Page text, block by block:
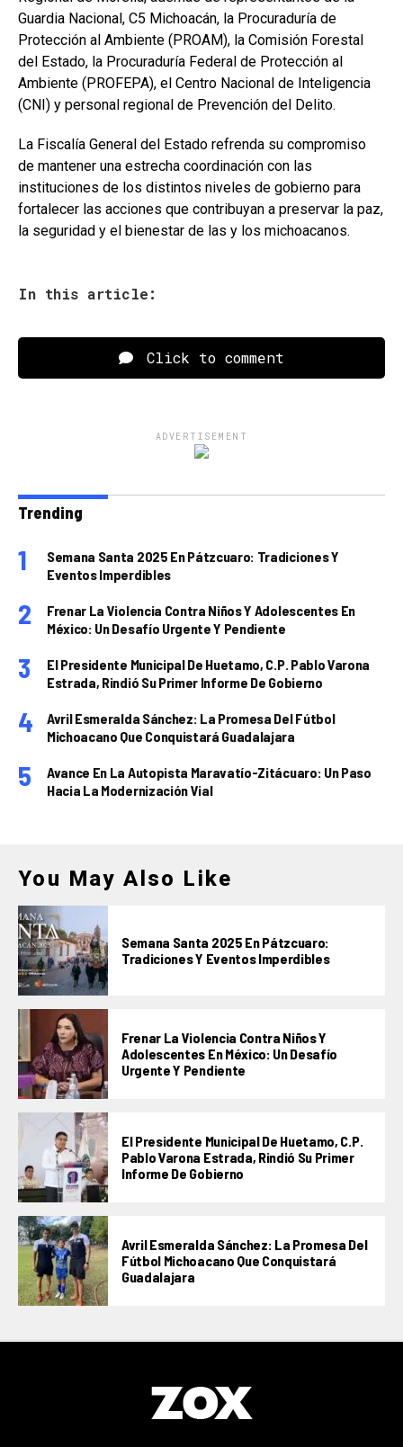
Guardia Nacional, C5 Michoacán, la Procuraduría de
Protección al Ambiente (PROAM), la Comisión Forestal
del Estado, la Procuraduría Federal de Protección al
Ambiente (PROFEPA), el Centro Nacional de Inteligencia
(CNI) y personal regional de Prevención del Delito.
La Fiscalía General del Estado refrenda su compromiso
de mantener una estrecha coordinación con las
instituciones de los distintos niveles de gobierno para
fortalecer las acciones que contribuyan a preservar la paz,
la seguridad y el bienestar de las y los michoacanos.
In this article:
Click to comment
ADVERTISEMENT
Trending
Semana Santa 2025 En Pátzcuaro: Tradiciones Y
Eventos Imperdibles
Frenar La Violencia Contra Niños Y Adolescentes En
México: Un Desafío Urgente Y Pendiente
El Presidente Municipal De Huetamo, C.P. Pablo Varona
Estrada, Rindió Su Primer Informe De Gobierno
Avril Esmeralda Sánchez: La Promesa Del Fútbol
Michoacano Que Conquistará Guadalajara
Avance En La Autopista Maravatío-Zitácuaro: Un Paso
Hacia La Modernización Vial
You May Also Like
Semana Santa 2025 En Pátzcuaro:
Tradiciones Y Eventos Imperdibles
Frenar La Violencia Contra Niños Y
Adolescentes En México: Un Desafío
Urgente Y Pendiente
El Presidente Municipal De Huetamo, C.P.
Pablo Varona Estrada, Rindió Su Primer
Informe De Gobierno
Avril Esmeralda Sánchez: La Promesa Del
Fútbol Michoacano Que Conquistará
Guadalajara